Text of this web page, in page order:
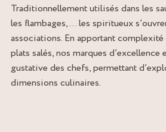
Traditionnellement utilisés dans les
les flambages, … les spiritueux
associations. En apportant
plats salés, nos marques
gustative des chefs, permettant
dimensions culinaires.